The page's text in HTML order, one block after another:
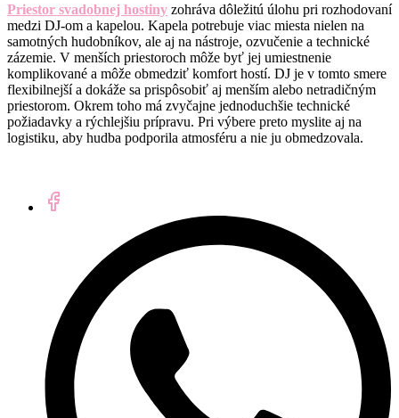
Priestor svadobnej hostiny zohráva dôležitú úlohu pri rozhodovaní
medzi DJ-om a kapelou. Kapela potrebuje viac miesta nielen na
samotných hudobníkov, ale aj na nástroje, ozvučenie a technické
zázemie. V menších priestoroch môže byť jej umiestnenie
komplikované a môže obmedziť komfort hostí. DJ je v tomto smere
flexibilnejší a dokáže sa prispôsobiť aj menším alebo netradičným
priestorom. Okrem toho má zvyčajne jednoduchšie technické
požiadavky a rýchlejšiu prípravu. Pri výbere preto myslite aj na
logistiku, aby hudba podporila atmosféru a nie ju obmedzovala.